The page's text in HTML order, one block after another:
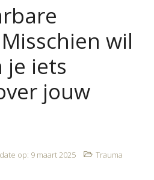
wil
je iets
jouw
op: 9 maart 2025 Trauma